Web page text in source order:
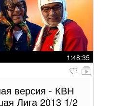
1:48:35
версия - КВН
Лига 2013 1/2